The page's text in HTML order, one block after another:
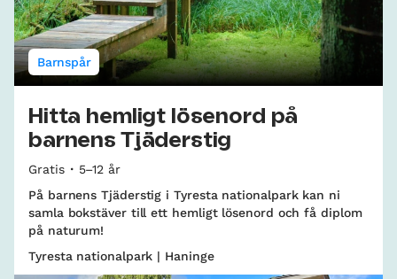
Barnspår
Hitta hemligt lösenord på
barnens Tjäderstig
Gratis
5–12 år
På barnens Tjäderstig i Tyresta nationalpark kan ni
samla bokstäver till ett hemligt lösenord och få diplom
på naturum!
Tyresta nationalpark | Haninge